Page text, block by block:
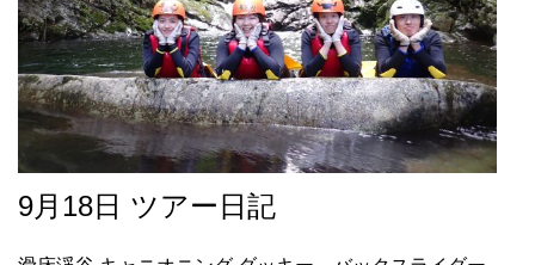
9月18日 ツアー日記